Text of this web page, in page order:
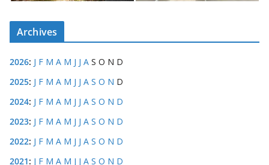
Archives
2026: J F M A M J J A S O N D
2025: J F M A M J J A S O N D
2024: J F M A M J J A S O N D
2023: J F M A M J J A S O N D
2022: J F M A M J J A S O N D
2021: J F M A M J J A S O N D